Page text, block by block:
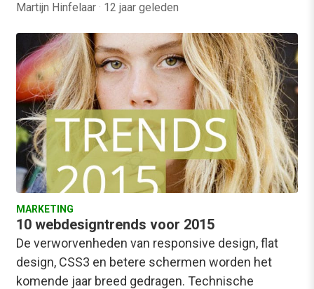
Martijn Hinfelaar · 12 jaar geleden
MARKETING
10 webdesigntrends voor 2015
De verworvenheden van responsive design, flat
design, CSS3 en betere schermen worden het
komende jaar breed gedragen. Technische